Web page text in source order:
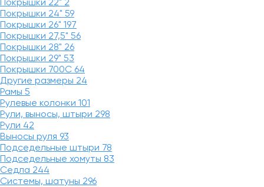
Покрышки 22" 2
Покрышки 24" 59
Покрышки 26" 197
Покрышки 27,5" 56
Покрышки 28" 26
Покрышки 29" 53
Покрышки 700C 64
Другие размеры 24
Рамы 5
Рулевые колонки 101
Рули, выносы, штыри 298
Рули 42
Выносы руля 93
Подседельные штыри 78
Подседельные хомуты 83
Седла 244
Системы, шатуны 296